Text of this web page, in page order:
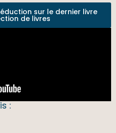
réduction sur le dernier livre
de livres
: